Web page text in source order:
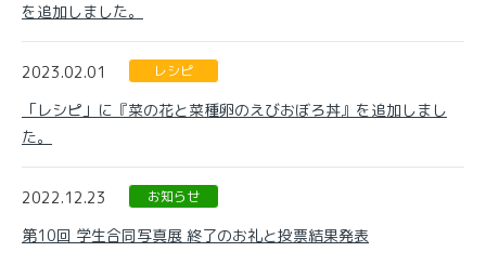
を追加しました。
2023.02.01 レシピ
「レシピ」に『菜の花と菜種卵のえびおぼろ丼』を追加しまし
た。
2022.12.23 お知らせ
第10回 学生合同写真展 終了のお礼と投票結果発表